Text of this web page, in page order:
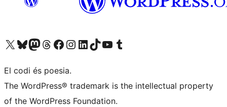
Visiteu el nostre compte X (abans Twitter)
Visiteu el nostre compte de Bluesky
Visiteu el nostre compte al Mastodon
Visiteu el nostre compte de Threads
Visiteu la nostra pàgina al Facebook
Visiteu el nostre compte d'Instagram
Visiteu el nostre compte de LinkedIn
Visiteu el nostre compte de TikTok
Visiteu el nostre canal al YouTube
Visiteu el nostre compte de Tumblr
El codi és poesia.
The WordPress® trademark is the intellectual property
of the WordPress Foundation.